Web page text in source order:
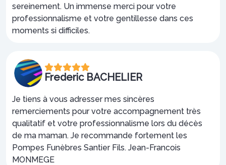
sereinement. Un immense merci pour votre
professionnalisme et votre gentillesse dans ces
moments si difficiles.
Frederic BACHELIER
Je tiens à vous adresser mes sincères
remerciements pour votre accompagnement très
qualitatif et votre professionnalisme lors du décès
de ma maman. Je recommande fortement les
Pompes Funèbres Santier Fils. Jean-Francois
MONMEGE